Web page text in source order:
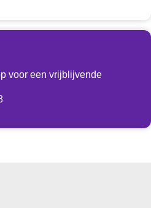
voor een vrijblijvende